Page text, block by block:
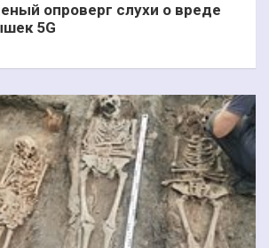
опроверг слухи о вреде
5G